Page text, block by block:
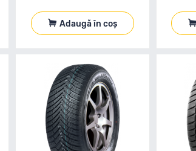
Adaugă în coș